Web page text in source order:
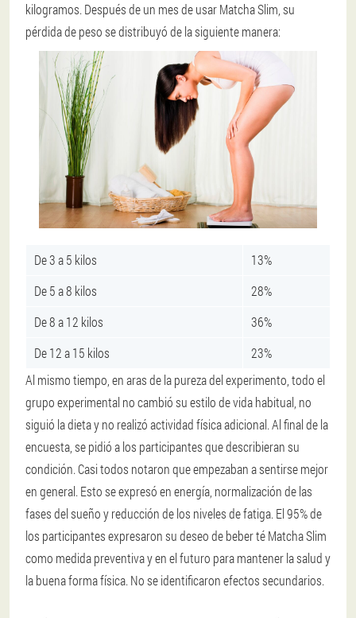
kilogramos. Después de un mes de usar Matcha Slim, su
pérdida de peso se distribuyó de la siguiente manera:
De 3 a 5 kilos
13%
De 5 a 8 kilos
28%
De 8 a 12 kilos
36%
De 12 a 15 kilos
23%
Al mismo tiempo, en aras de la pureza del experimento, todo el
grupo experimental no cambió su estilo de vida habitual, no
siguió la dieta y no realizó actividad física adicional. Al final de la
encuesta, se pidió a los participantes que describieran su
condición. Casi todos notaron que empezaban a sentirse mejor
en general. Esto se expresó en energía, normalización de las
fases del sueño y reducción de los niveles de fatiga. El 95% de
los participantes expresaron su deseo de beber té Matcha Slim
como medida preventiva y en el futuro para mantener la salud y
la buena forma física. No se identificaron efectos secundarios.